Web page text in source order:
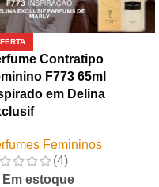
Contratipo
F773 65ml
em Delina
Femininos
(4)
Em estoque